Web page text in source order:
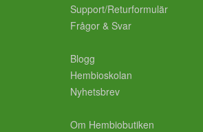
Support/Returformulär
Frågor & Svar
Blogg
Hembioskolan
Nyhetsbrev
Om Hembiobutiken